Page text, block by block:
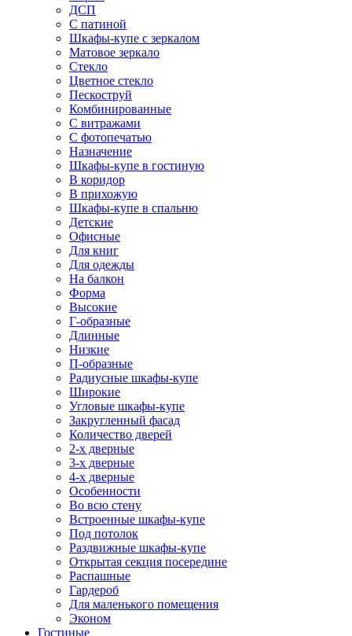
ДСП
С патиной
Шкафы-купе с зеркалом
Матовое зеркало
Стекло
Цветное стекло
Пескоструй
Комбинированные
С витражами
С фотопечатью
Назначение
Шкафы-купе в гостиную
В коридор
В прихожую
Шкафы-купе в спальню
Детские
Офисные
Для книг
Для одежды
На балкон
Форма
Высокие
Г-образные
Длинные
Низкие
П-образные
Радиусные шкафы-купе
Широкие
Угловые шкафы-купе
Закругленный фасад
Количество дверей
2-х дверные
3-х дверные
4-х дверные
Особенности
Во всю стену
Встроенные шкафы-купе
Под потолок
Раздвижные шкафы-купе
Открытая секция посередине
Распашные
Гардероб
Для маленького помещения
Эконом
Гостиные